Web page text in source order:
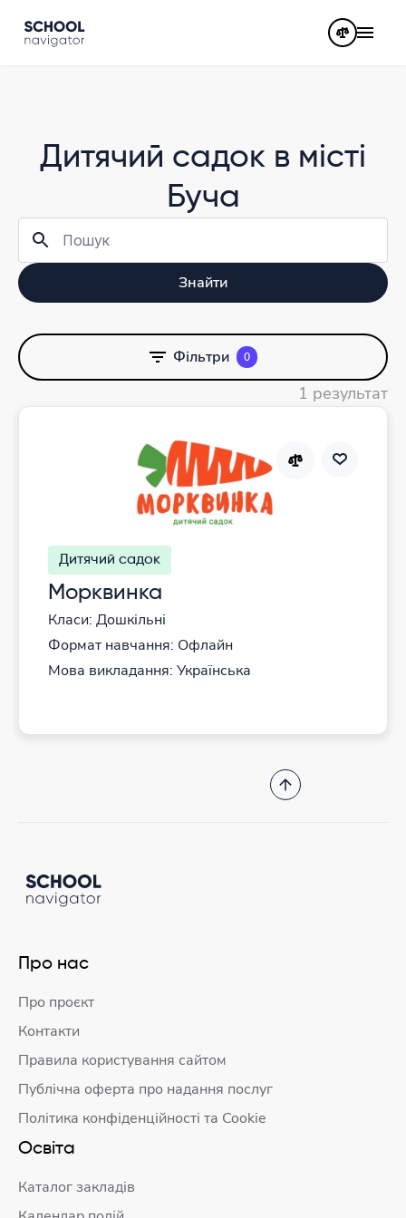
Дитячий садок в місті
Буча
Знайти
Фільтри 0
1 результат
Дитячий садок
Морквинка
Класи: Дошкільні
Формат навчання: Офлайн
Мова викладання: Українська
Про нас
Про проєкт
Контакти
Правила користування сайтом
Публічна оферта про надання послуг
Політика конфіденційності та Cookie
Освіта
Каталог закладів